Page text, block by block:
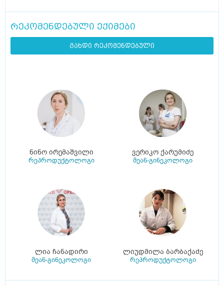
რეკომენდებული ექიმები
გახდი რეკომენდებული
ნინო ირემაშვილი
რეპროდუქტოლოგი
ვერიკო ქარუმიძე
მეან-გინეკოლოგი
ლია ჩანადირი
მეან-გინეკოლოგი
ლიუდმილა ბარბაქაძე
რეპროდუქტოლოგი